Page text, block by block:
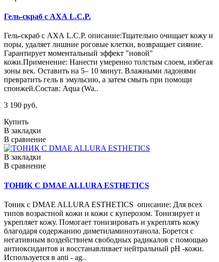
Гель-скраб с АХА L.C.P.
Гель-скраб с АХА L.C.P. описание:Тщательно очищает кожу и
поры, удаляет лишние роговые клетки, возвращает сияние.
Гарантирует моментальный эффект "новой"
кожи.Применение: Нанести умеренно толстым слоем, избегая
зоны век. Оставить на 5– 10 минут. Влажными ладонями
превратить гель в эмульсию, а затем смыть при помощи
спонжей.Состав: Aqua (Wa..
3 190 руб.
Купить
В закладки
В сравнение
В закладки
В сравнение
ТОНИК С DMAE ALLURA ESTHETICS
Тоник с DMAE ALLURA ESTHETICS описание: Для всех
типов возрастной кожи и кожи с куперозом. Тонизирует и
укрепляет кожу. Помогает тонизировать и укреплять кожу
благодаря содержанию диметиламиноэтанола. Борется с
негативным воздействием свободных радикалов с помощью
антиоксидантов и восстанавливает нейтральный рН -кожи.
Используется в anti - ag..